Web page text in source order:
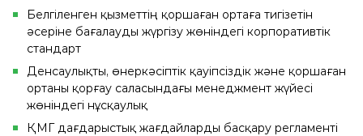
Белгіленген қызметтің қоршаған ортаға тигізетін
әсеріне бағалауды жүргізу жөніндегі корпоративтік
стандарт
Денсаулықты, өнеркәсіптік қауіпсіздік және қоршаған
ортаны қорғау саласындағы менеджмент жүйесі
жөніндегі нұсқаулық
ҚМГ дағдарыстық жағдайларды басқару регламенті